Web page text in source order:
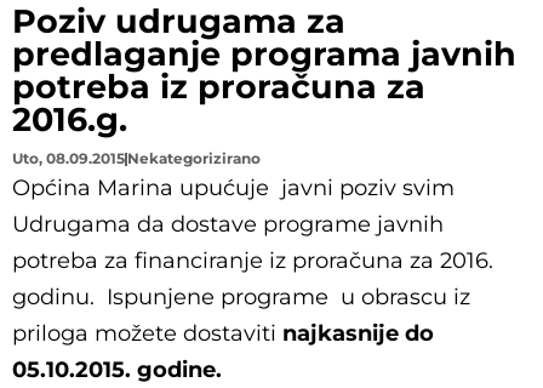
Poziv udrugama za
predlaganje programa javnih
potreba iz proračuna za
2016.g.
Uto, 08.09.2015 Nekategorizirano
Općina Marina upućuje javni poziv svim
Udrugama da dostave programe javnih
potreba za financiranje iz proračuna za 2016.
godinu. Ispunjene programe u obrascu iz
priloga možete dostaviti najkasnije do
05.10.2015. godine.